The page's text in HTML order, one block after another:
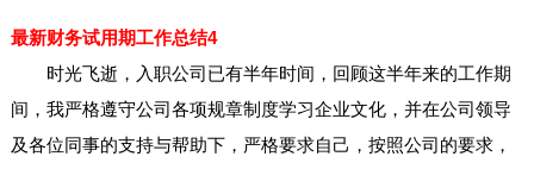
最新财务试用期工作总结4
时光飞逝，入职公司已有半年时间，回顾这半年来的工作期
间，我严格遵守公司各项规章制度学习企业文化，并在公司领导
及各位同事的支持与帮助下，严格要求自己，按照公司的要求，